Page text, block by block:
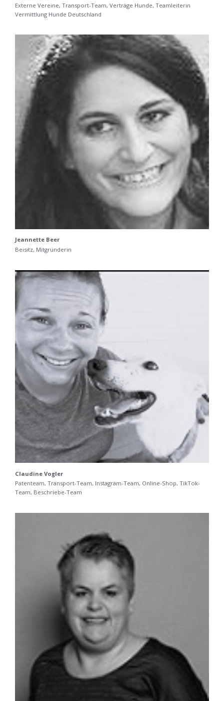
Externe Vereine, Transport-Team, Verträge Hunde, Teamleiterin
Vermittlung Hunde Deutschland
Jeannette Beer
Beisitz, Mitgründerin
Claudine Vogler
Patenteam, Transport-Team, Instagram-Team, Online-Shop, TikTok-
Team, Beschriebe-Team